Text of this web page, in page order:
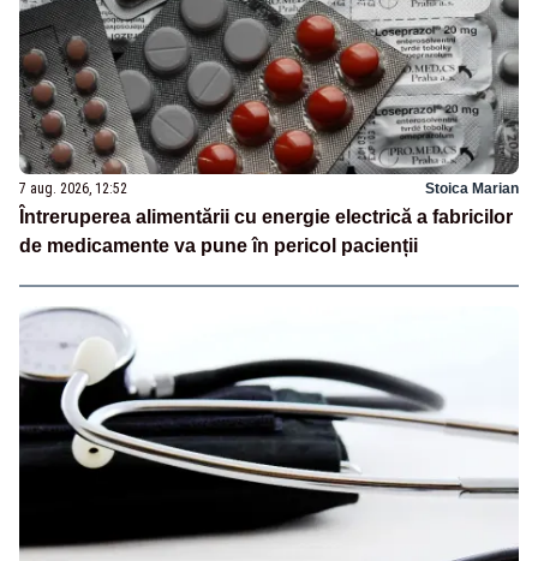
7 aug. 2026, 12:52 Stoica Marian
Întreruperea alimentării cu energie electrică a fabricilor
de medicamente va pune în pericol pacienții